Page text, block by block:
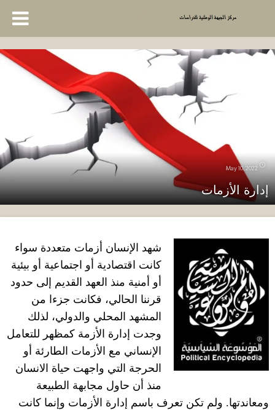
May 10, 2022
إدارة الأزمات
شهد الإنسان أزمات متعددة سواء
كانت اقتصادية أو اجتماعية أو بيئية
أو أمنية منذ العهد القديم إلى حدود
قرننا الحالي، فكانت جزءا من
المشهد المحلي والدولي، لذلك
وجدت إدارة الأزمة كمظهر للتعامل
الإنساني مع الأزمات الطارئة أو
الحرجة التي واجهت حياة الانسان
منذ أن حاول مجابهة الطبيعة
ومعاندتها. ولم تكن تعرف باسم إدارة الأزمات وإنما كانت